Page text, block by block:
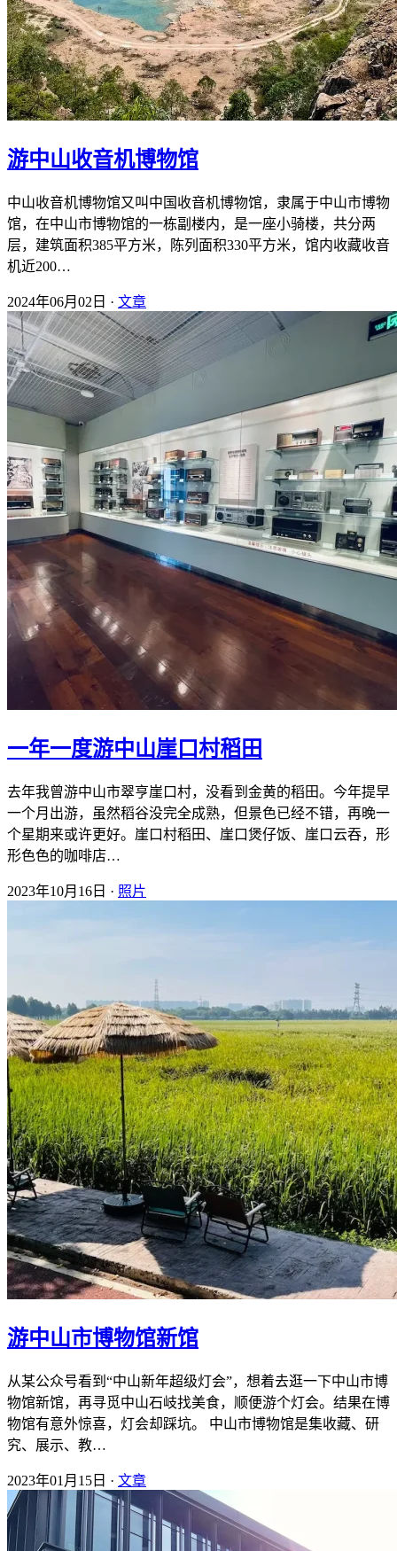
游中山收音机博物馆
中山收音机博物馆又叫中国收音机博物馆，隶属于中山市博物
馆，在中山市博物馆的一栋副楼内，是一座小骑楼，共分两
层，建筑面积385平方米，陈列面积330平方米，馆内收藏收音
机近200…
2024年06月02日 · 文章
一年一度游中山崖口村稻田
去年我曾游中山市翠亨崖口村，没看到金黄的稻田。今年提早
一个月出游，虽然稻谷没完全成熟，但景色已经不错，再晚一
个星期来或许更好。崖口村稻田、崖口煲仔饭、崖口云吞，形
形色色的咖啡店…
2023年10月16日 · 照片
游中山市博物馆新馆
从某公众号看到“中山新年超级灯会”，想着去逛一下中山市博
物馆新馆，再寻觅中山石岐找美食，顺便游个灯会。结果在博
物馆有意外惊喜，灯会却踩坑。 中山市博物馆是集收藏、研
究、展示、教…
2023年01月15日 · 文章